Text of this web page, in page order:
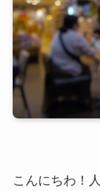
こんにちわ！